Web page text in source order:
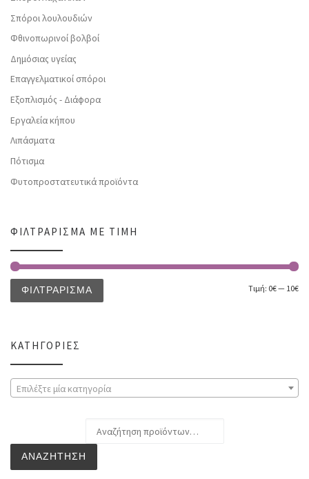
Σπόροι λουλουδιών
Φθινοπωρινοί βολβοί
Δημόσιας υγείας
Επαγγελματικοί σπόροι
Εξοπλισμός - Διάφορα
Εργαλεία κήπου
Λιπάσματα
Πότισμα
Φυτοπροστατευτικά προϊόντα
ΦΙΛΤΡΆΡΙΣΜΑ ΜΕ ΤΙΜΉ
ΦΙΛΤΡΆΡΙΣΜΑ Τιμή: 0€— 10€
ΚΑΤΗΓΟΡΊΕΣ
Επιλέξτε μία κατηγορία
ΑΝΑΖΉΤΗΣΗ